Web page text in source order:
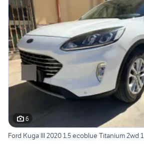
6
Ford Kuga III 2020 1.5 ecoblue Titanium 2wd 1